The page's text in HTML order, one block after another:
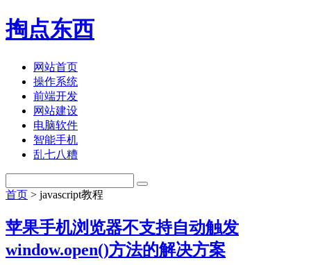
掏点东西
网站首页
操作系统
前端开发
网站建设
电脑软件
智能手机
乱七八糟
首页 > javascript教程
苹果手机浏览器不支持自动触发
window.open()方法的解决方案